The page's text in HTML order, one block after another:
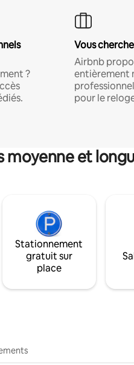
?
Vous
Airbnb
entièrement
pour le
moyenne et
Stationnement
gratuit sur
place